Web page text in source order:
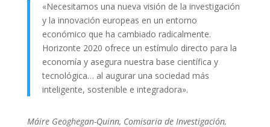
«Necesitamos una nueva visión de la investigación
y la innovación europeas en un entorno
económico que ha cambiado radicalmente.
Horizonte 2020 ofrece un estímulo directo para la
economía y asegura nuestra base científica y
tecnológica… al augurar una sociedad más
inteligente, sostenible e integradora».
Máire Geoghegan-Quinn, Comisaria de Investigación,